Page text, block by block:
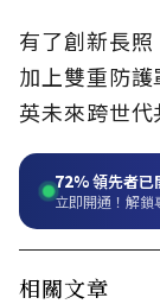
有了創新長
加上雙重防
英未來跨世代
72%領先者已
立即開通！解鎖
相關文章